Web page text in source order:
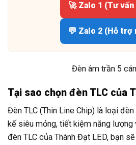
🚀 Zalo 1 (Tư
💬 Zalo 2 (Hỗ trợ
Đèn âm trần 5
Tại sao chọn đèn TLC của
Đèn TLC (Thin Line Chip) là loại
kế siêu mỏng, tiết kiệm năng lượng
đèn TLC của Thành Đạt LED, bạn